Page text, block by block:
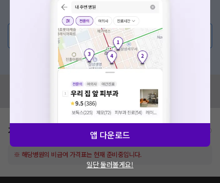
증상/치료, 궁금한 점이 있나요?
의사가 직접 답해드려요!
💬 무엇이든 물어보세요
혹은, 의료상담 서비스에 다양한 게시글 보러가기
혹시 잘못된 병원정보가 있나요?
모두닥 팀에 알려주세요!
가격표
※ 해당병원의 비급여 가격표는 현재 준비중입니다.
앱 다운로드
일단 둘러볼게요!